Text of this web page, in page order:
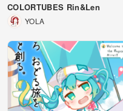
COLORTUBES Rin&Len
YOLA